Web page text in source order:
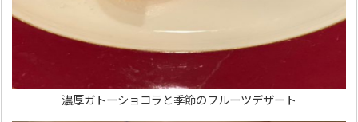
濃厚ガトーショコラと季節のフルーツデザート